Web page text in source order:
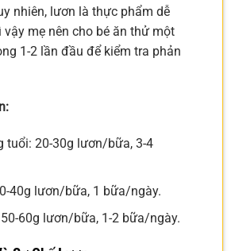
nhiên, lươn là thực phẩm dễ
vậy mẹ nên cho bé ăn thử một
1-2 lần đầu để kiểm tra phản
tuổi: 20-30g lươn/bữa, 3-4
40g lươn/bữa, 1 bữa/ngày.
60g lươn/bữa, 1-2 bữa/ngày.